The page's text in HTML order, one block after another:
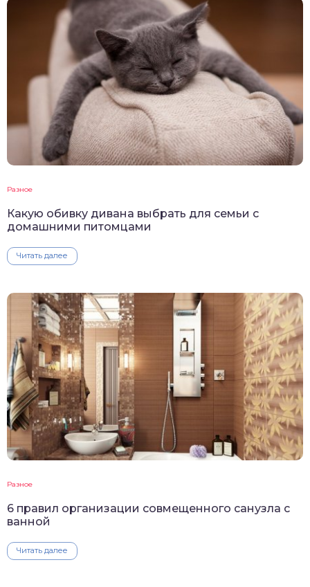
Разное
Какую обивку дивана выбрать для семьи с
домашними питомцами
Читать далее
Разное
6 правил организации совмещенного санузла с
ванной
Читать далее